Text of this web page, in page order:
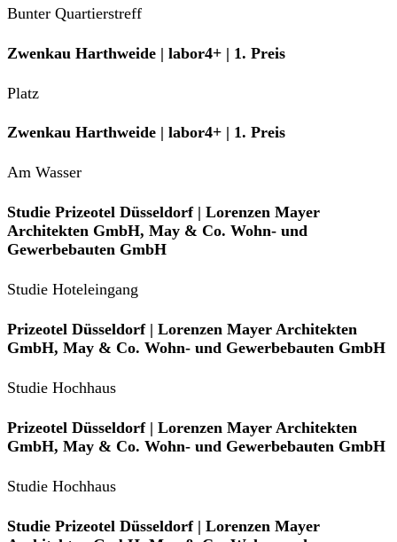
Bunter Quartierstreff
Zwenkau Harthweide | labor4+ | 1. Preis
Platz
Zwenkau Harthweide | labor4+ | 1. Preis
Am Wasser
Studie Prizeotel Düsseldorf | Lorenzen Mayer
Architekten GmbH, May & Co. Wohn- und
Gewerbebauten GmbH
Studie Hoteleingang
Prizeotel Düsseldorf | Lorenzen Mayer Architekten
GmbH, May & Co. Wohn- und Gewerbebauten GmbH
Studie Hochhaus
Prizeotel Düsseldorf | Lorenzen Mayer Architekten
GmbH, May & Co. Wohn- und Gewerbebauten GmbH
Studie Hochhaus
Studie Prizeotel Düsseldorf | Lorenzen Mayer